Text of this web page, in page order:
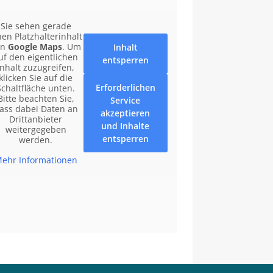
Sie sehen gerade
Platzhalterinhalt
Google Maps. Um
den eigentlichen
zuzugreifen,
klicken Sie auf die
unten.
beachten Sie,
dabei Daten an
Drittanbieter
weitergegeben
werden.
Informationen
Inhalt
entsperren
Erforderlichen
Service
akzeptieren
und Inhalte
entsperren